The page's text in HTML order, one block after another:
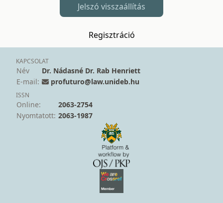
Jelszó visszaállítás
Regisztráció
KAPCSOLAT
Név
Dr. Nádasné Dr. Rab Henriett
E-mail:
profuturo@law.unideb.hu
ISSN
Online:
2063-2754
Nyomtatott: 2063-1987